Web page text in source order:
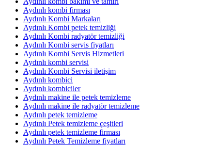
Aydınlı kombi firması
Aydınlı Kombi Markaları
Aydınlı Kombi petek temizliği
Aydınlı Kombi radyatör temizliği
Aydınlı Kombi servis fiyatları
Aydınlı Kombi Servis Hizmetleri
Aydınlı kombi servisi
Aydınlı Kombi Servisi iletişim
Aydınlı kombici
Aydınlı kombiciler
Aydınlı makine ile petek temizleme
Aydınlı makine ile radyatör temizleme
Aydınlı petek temizleme
Aydınlı Petek temizleme çeşitleri
Aydınlı petek temizleme firması
Aydınlı Petek Temizleme fiyatları